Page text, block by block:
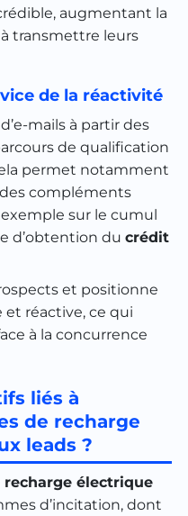
augmentant la
transmettre leurs
de la réactivité
mails à partir des
de qualification
permet notamment
compléments
sur le cumul
d’obtention du crédit
et positionne
et réactive, ce qui
à la concurrence
liés à
de recharge
leads ?
électrique
d’incitation, dont